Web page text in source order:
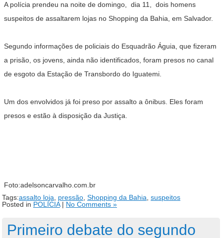
A polícia prendeu na noite de domingo, dia 11, dois homens
suspeitos de assaltarem lojas no Shopping da Bahia, em Salvador.
Segundo informações de policiais do Esquadrão Águia, que fizeram
a prisão, os jovens, ainda não identificados, foram presos no canal
de esgoto da Estação de Transbordo do Iguatemi.
Um dos envolvidos já foi preso por assalto a ônibus. Eles foram
presos e estão à disposição da Justiça.
Foto:adelsoncarvalho.com.br
Tags:assalto loja, pressão, Shopping da Bahia, suspeitos
Posted in POLÍCIA| No Comments »
Primeiro debate do segundo